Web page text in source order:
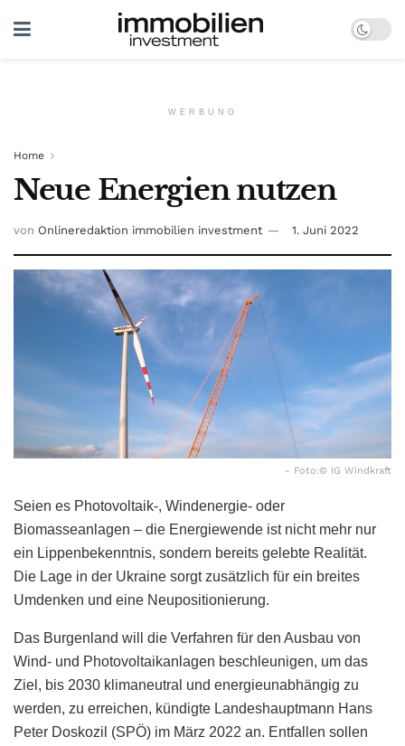
WERBUNG
Home
Neue Energien nutzen
von Onlineredaktion immobilien investment 1. Juni 2022
- Foto:© IG Windkraft
Seien es Photovoltaik-, Windenergie- oder
Biomasseanlagen – die Energiewende ist nicht mehr nur
ein Lippenbekenntnis, sondern bereits gelebte Realität.
Die Lage in der Ukraine sorgt zusätzlich für ein breites
Umdenken und eine Neupositionierung.
Das Burgenland will die Verfahren für den Ausbau von
Wind- und Photovoltaikanlagen beschleunigen, um das
Ziel, bis 2030 klimaneutral und energieunabhängig zu
werden, zu erreichen, kündigte Landeshauptmann Hans
Peter Doskozil (SPÖ) im März 2022 an. Entfallen sollen